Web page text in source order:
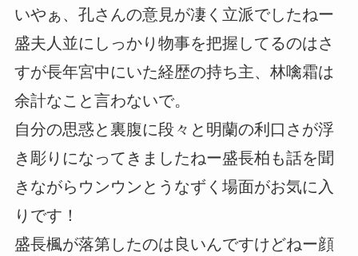
いやぁ、孔さんの意見が凄く立派でしたねー
盛夫人並にしっかり物事を把握してるのはさ
すが長年宮中にいた経歴の持ち主、林噙霜は
余計なこと言わないで。
自分の思惑と裏腹に段々と明蘭の利口さが浮
き彫りになってきましたねー盛長柏も話を聞
きながらウンウンとうなずく場面がお気に入
りです！
盛長楓が落第したのは良いんですけどねー顔